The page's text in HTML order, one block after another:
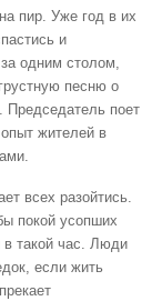
пир. Уже год в их
и
одним столом,
песню о
Председатель поет
жителей в
всех разойтись.
покой усопших
в такой час. Люди
если жить